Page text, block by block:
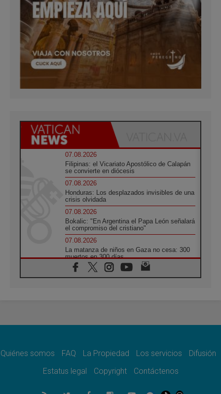
07.08.2026
Filipinas: el Vicariato Apostólico de Calapán
se convierte en diócesis
07.08.2026
Honduras: Los desplazados invisibles de una
crisis olvidada
07.08.2026
Bokalic: "En Argentina el Papa León señalará
el compromiso del cristiano"
07.08.2026
La matanza de niños en Gaza no cesa: 300
muertos en 300 días
07.08.2026
Tagle: La guerra desfigura el mundo, solo la
como misión al servicio del Evangelio
SIGNIS 2026, dar voz a las religiosas en el
07.08.2026
Quiénes somos FAQ La Propiedad Los servicios
Difusión
Estatus legal
Copyright Contáctenos